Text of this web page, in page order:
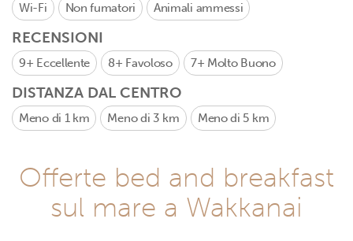
Wi-Fi Non fumatori Animali ammessi
RECENSIONI
9+ Eccellente 8+ Favoloso 7+ Molto Buono
DISTANZA DAL CENTRO
Meno di 1 km Meno di 3 km Meno di 5 km
Offerte bed and breakfast
sul mare a Wakkanai